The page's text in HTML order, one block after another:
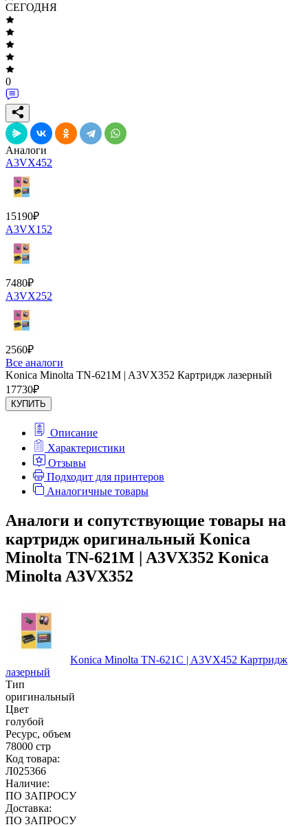
СЕГОДНЯ
0
Аналоги
A3VX452
15190₽
A3VX152
7480₽
A3VX252
2560₽
Все аналоги
Konica Minolta TN-621M | A3VX352 Картридж лазерный
17730₽
КУПИТЬ
Описание
Характеристики
Отзывы
Подходит для принтеров
Аналогичные товары
Аналоги и сопутствующие товары на
картридж оригинальный Konica
Minolta TN-621M | A3VX352 Konica
Minolta A3VX352
Konica Minolta TN-621C | A3VX452 Картридж
лазерный
Тип
оригинальный
Цвет
голубой
Ресурс, объем
78000 стр
Код товара:
Л025366
Наличие:
ПО ЗАПРОСУ
Доставка:
ПО ЗАПРОСУ